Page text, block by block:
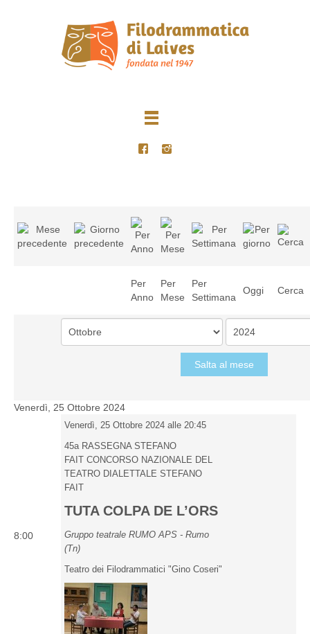
Per
Anno
Per
Mese
Per
Settimana
Oggi Cerca
Salta al mese
Venerdì, 25 Ottobre 2024
8:00
Venerdì, 25 Ottobre 2024 alle 20:45
45a RASSEGNA STEFANO
FAIT CONCORSO NAZIONALE DEL
TEATRO DIALETTALE STEFANO
FAIT
TUTA COLPA DE L’ORS
Gruppo teatrale RUMO APS - Rumo
(Tn)
Teatro dei Filodrammatici "Gino Coseri"